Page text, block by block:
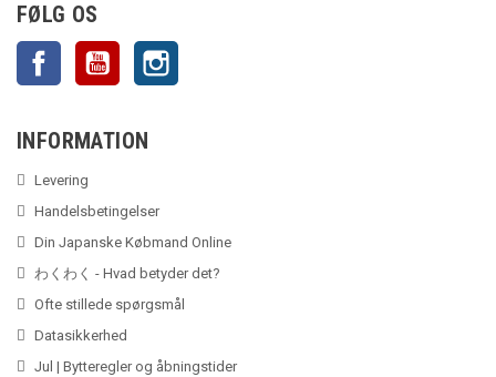
FØLG OS
Facebook YouTube
INFORMATION
Levering
Handelsbetingelser
Din Japanske Købmand Online
わくわく - Hvad betyder det?
Ofte stillede spørgsmål
Datasikkerhed
Jul | Bytteregler og åbningstider